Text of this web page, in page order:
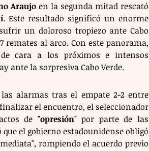
Araujo en la segunda mitad rescató
. Este resultado significó un enorme
un doloroso tropiezo ante Cabo
remates al arco. Con este panorama,
cara a los próximos e intensos
ante la sorpresiva Cabo Verde.
el encuentro, el seleccionador
de "opresión" por parte de las
el gobierno estadounidense obligó
rompiendo el acuerdo previo